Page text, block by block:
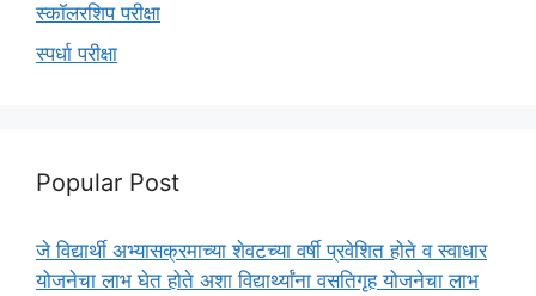
स्कॉलरशिप परीक्षा
स्पर्धा परीक्षा
Popular Post
जे विद्यार्थी अभ्यासक्रमाच्या शेवटच्या वर्षी प्रवेशित होते व स्वाधार
योजनेचा लाभ घेत होते अशा विद्यार्थ्यांना वसतिगृह योजनेचा लाभ